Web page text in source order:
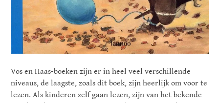
Vos en Haas-boeken zijn er in heel veel verschillende
niveaus, de laagste, zoals dit boek, zijn heerlijk om voor te
lezen. Als kinderen zelf gaan lezen, zijn van het bekende